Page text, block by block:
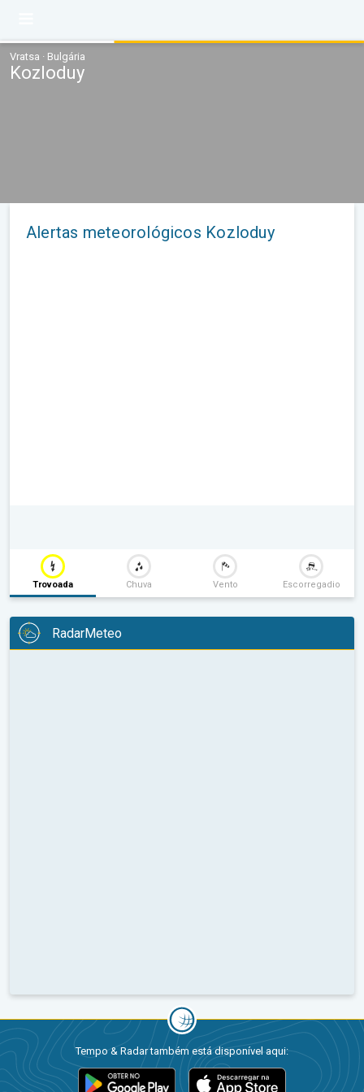
Vratsa · Bulgária
Kozloduy
Alertas meteorológicos Kozloduy
Trovoada Chuva Vento Escorregadio
RadarMeteo
Tempo & Radar também está disponível aqui: